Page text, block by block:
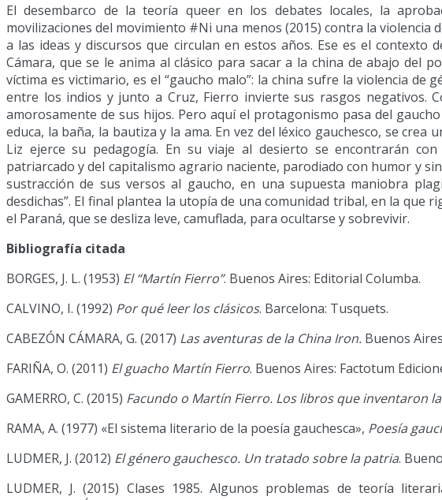
El desembarco de la teoría queer en los debates locales, la
movilizaciones del movimiento #Ni una menos (2015) contra la
a las ideas y discursos que circulan en estos años. Ese es el contexto
Cámara, que se le anima al clásico para sacar a la china de abajo del
víctima es victimario, es el “gaucho malo”: la china sufre la violencia de
entre los indios y junto a Cruz, Fierro invierte sus rasgos negativos.
amorosamente de sus hijos. Pero aquí el protagonismo pasa del
educa, la baña, la bautiza y la ama. En vez del léxico gauchesco, se
Liz ejerce su pedagogía. En su viaje al desierto se encontrarán
patriarcado y del capitalismo agrario naciente, parodiado con humor y
sustracción de sus versos al gaucho, en una supuesta maniobra
desdichas”. El final plantea la utopía de una comunidad tribal, en la que
el Paraná, que se desliza leve, camuflada, para ocultarse y sobrevivir.
Bibliografía citada
BORGES, J. L. (1953) El “Martín Fierro”. Buenos Aires: Editorial Columba.
CALVINO, I. (1992) Por qué leer los clásicos. Barcelona: Tusquets.
CABEZÓN CÁMARA, G. (2017) Las aventuras de la China Iron. Buenos
FARIÑA, O. (2011) El guacho Martín Fierro. Buenos Aires: Factotum
GAMERRO, C. (2015) Facundo o Martín Fierro. Los libros que inventaron
RAMA, A. (1977) «El sistema literario de la poesía gauchesca», Poesía
LUDMER, J. (2012) El género gauchesco. Un tratado sobre la patria.
LUDMER, J. (2015) Clases 1985. Algunos problemas de teoría